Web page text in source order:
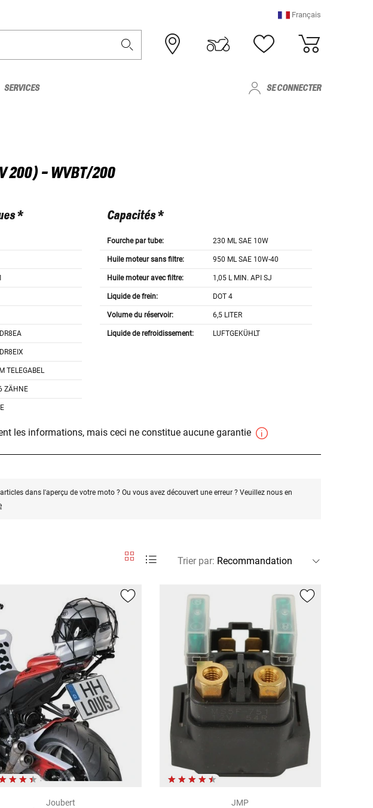
Français
SERVICES SE CONNECTER
200) - WVBT/200
*
TELEGABEL
ZÄHNE
Capacités *
Fourche par tube: 230 ML SAE 10W
Huile moteur sans filtre: 950 ML SAE 10W-40
Huile moteur avec filtre: 1,05 L MIN. API SJ
Liquide de frein: DOT 4
Volume du réservoir: 6,5 LITER
Liquide de refroidissement: LUFTGEKÜHLT
les informations, mais ceci ne constitue aucune garantie
dans l'aperçu de votre moto ? Ou vous avez découvert une erreur ? Veuillez nous en
Trier par:
Joubert
JMP